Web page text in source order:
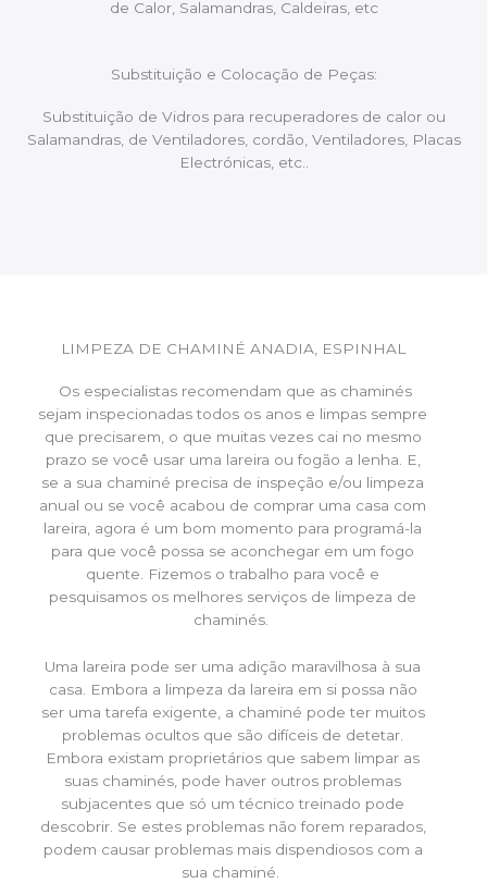
de Calor, Salamandras, Caldeiras, etc
Substituição e Colocação de Peças:
Substituição de Vidros para recuperadores de calor ou
Salamandras, de Ventiladores, cordão, Ventiladores, Placas
Electrónicas, etc..
LIMPEZA DE CHAMINÉ ANADIA, ESPINHAL
Os especialistas recomendam que as chaminés
sejam inspecionadas todos os anos e limpas sempre
que precisarem, o que muitas vezes cai no mesmo
prazo se você usar uma lareira ou fogão a lenha. E,
se a sua chaminé precisa de inspeção e/ou limpeza
anual ou se você acabou de comprar uma casa com
lareira, agora é um bom momento para programá-la
para que você possa se aconchegar em um fogo
quente. Fizemos o trabalho para você e
pesquisamos os melhores serviços de limpeza de
chaminés.
Uma lareira pode ser uma adição maravilhosa à sua
casa. Embora a limpeza da lareira em si possa não
ser uma tarefa exigente, a chaminé pode ter muitos
problemas ocultos que são difíceis de detetar.
Embora existam proprietários que sabem limpar as
suas chaminés, pode haver outros problemas
subjacentes que só um técnico treinado pode
descobrir. Se estes problemas não forem reparados,
podem causar problemas mais dispendiosos com a
sua chaminé.